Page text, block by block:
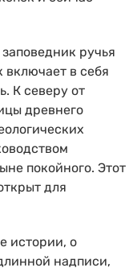
ручья
включает в себя
К северу от
древнего
покойного. Этот
для
истории, о
надписи,